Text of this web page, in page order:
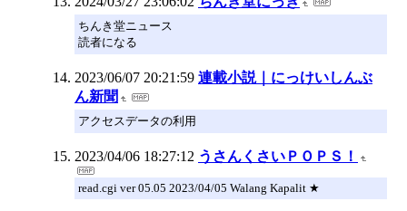
ちんき堂ニュース
読者になる
2023/06/07 20:21:59 連載小説｜にっけいしんぶ
ん新聞
アクセスデータの利用
2023/04/06 18:27:12 うさんくさいＰＯＰＳ！
read.cgi ver 05.05 2023/04/05 Walang Kapalit ★